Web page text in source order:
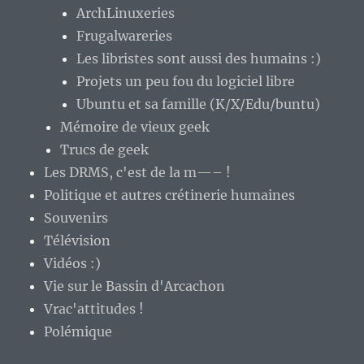
ArchLinuxeries
Frugalwareries
Les libristes sont aussi des humains :)
Projets un peu fou du logiciel libre
Ubuntu et sa famille (K/X/Edu/buntu)
Mémoire de vieux geek
Trucs de geek
Les DRMS, c'est de la m—– !
Politique et autres crétinerie humaines
Souvenirs
Télévision
Vidéos :)
Vie sur le Bassin d'Arcachon
Vrac'attitudes !
Polémique